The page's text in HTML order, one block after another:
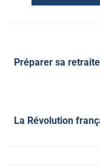
Préparer sa
La Révolution